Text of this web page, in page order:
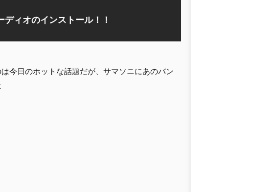
ィオのインストール！！
今日のホットな話題だが、サマソニにあのバン